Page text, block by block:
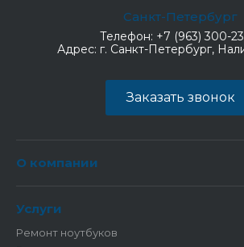
Санкт-Петербург
Телефон: +7 (963) 300-
Адрес: г. Санкт-Петербург,
Заказать звонок
О компании
Услуги
Ремонт ноутбуков